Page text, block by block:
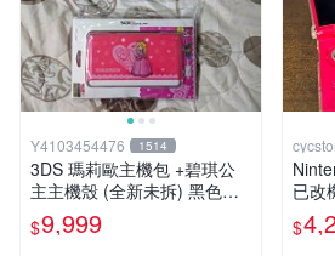
Y4103454476 1514
3DS 瑪莉歐主機包 +碧琪公
主主機殼 (全新未拆) 黑色款
存 缺貨
$9,999
已改
型
$